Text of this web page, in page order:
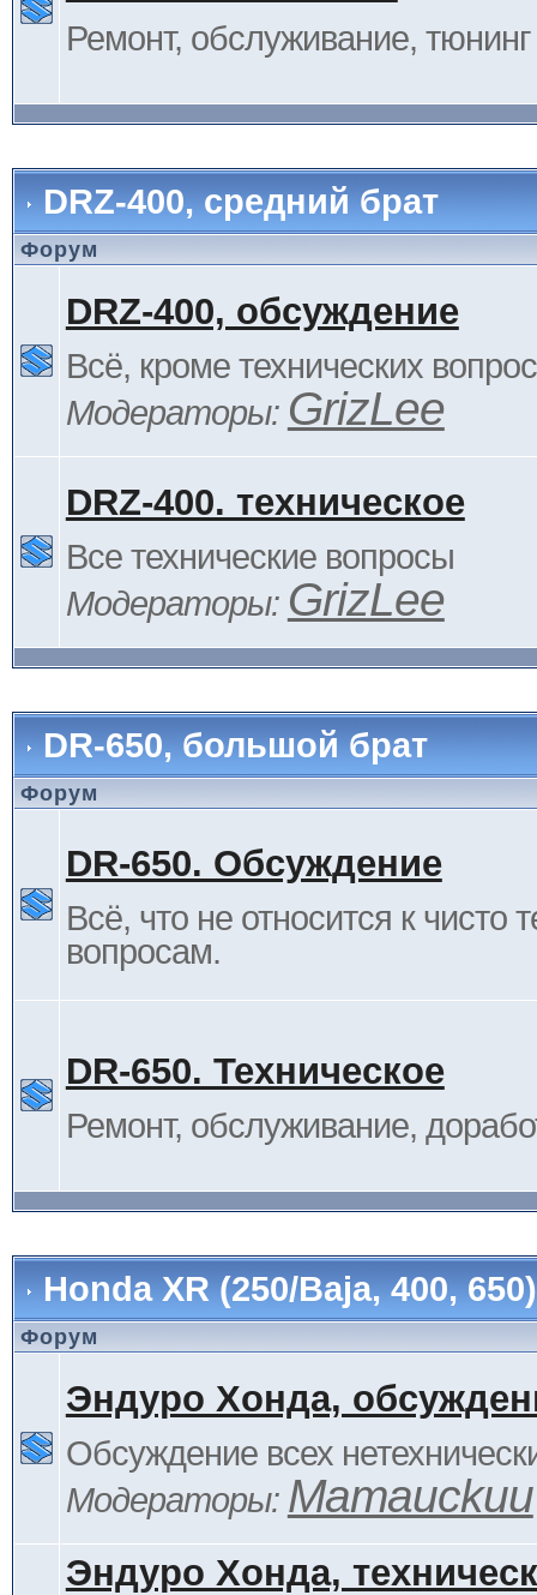
Ремонт, обслуживание, тюнинг
DRZ-400, средний брат
Форум
DRZ-400, обсуждение
Всё, кроме технических
Модераторы: GrizLee
DRZ-400. техническое
Все технические вопросы
Модераторы: GrizLee
DR-650, большой брат
Форум
DR-650. Обсуждение
Всё, что не относится к чисто
вопросам.
DR-650. Техническое
Ремонт, обслуживание,
Honda XR (250/Baja, 400,
Форум
Эндуро Хонда,
Обсуждение всех
Модераторы: Mamauckuu
Эндуро Хонда,